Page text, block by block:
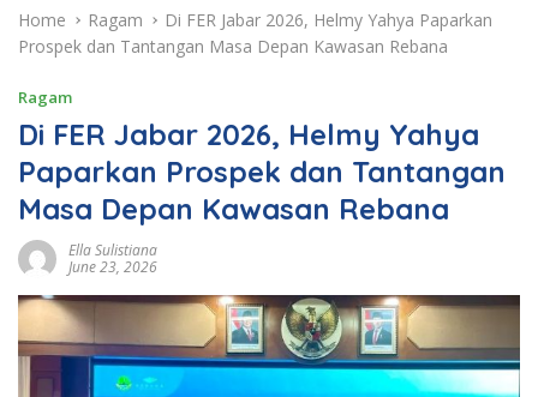
Home Ragam
Di FER Jabar 2026, Helmy Yahya Paparkan
Prospek dan Tantangan Masa Depan Kawasan Rebana
Ragam
Di FER Jabar 2026, Helmy Yahya
Paparkan Prospek dan Tantangan
Masa Depan Kawasan Rebana
Ella Sulistiana
June 23, 2026